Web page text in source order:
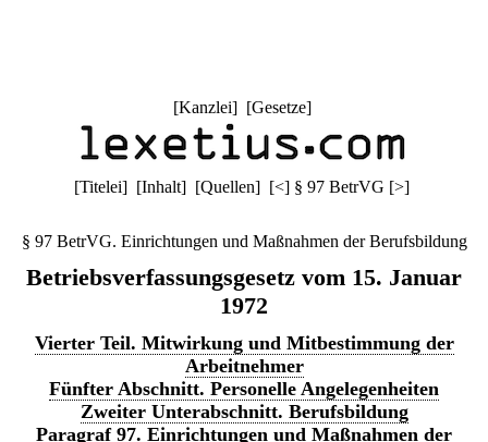
[Kanzlei] [Gesetze]
[Titelei] [Inhalt] [Quellen] [<] § 97 BetrVG [>]
§ 97 BetrVG. Einrichtungen und Maßnahmen der Berufsbildung
Betriebsverfassungsgesetz vom 15. Januar
1972
Vierter Teil. Mitwirkung und Mitbestimmung der
Arbeitnehmer
Fünfter Abschnitt. Personelle Angelegenheiten
Zweiter Unterabschnitt. Berufsbildung
Paragraf 97. Einrichtungen und Maßnahmen der